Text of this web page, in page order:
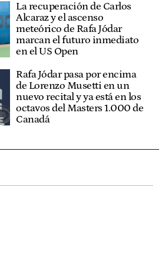
La recuperación de Carlos
Alcaraz y el ascenso
meteórico de Rafa Jódar
marcan el futuro inmediato
en el US Open
Rafa Jódar pasa por encima
de Lorenzo Musetti en un
nuevo recital y ya está en los
octavos del Masters 1.000 de
Canadá